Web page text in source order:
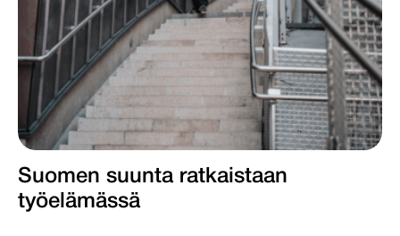
Suomen suunta ratkaistaan
työelämässä